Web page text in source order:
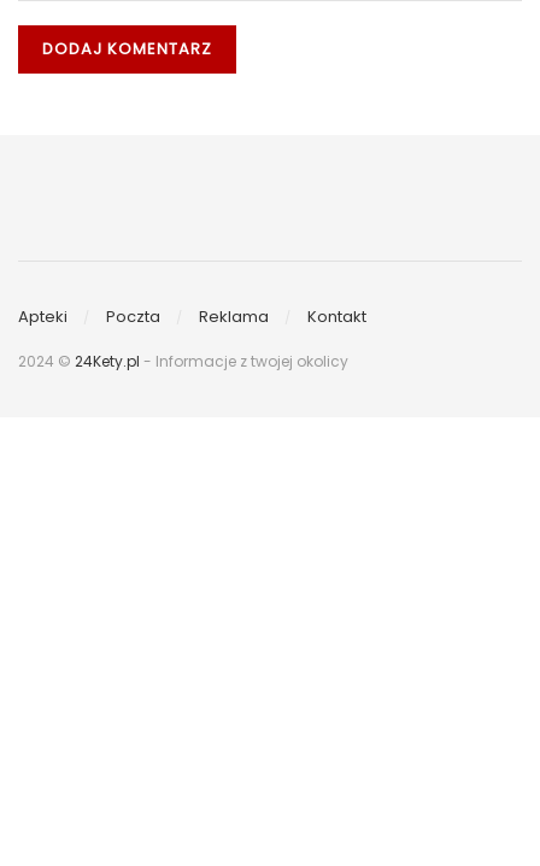
Apteki Poczta Reklama Kontakt
2024 © 24Kety.pl - Informacje z twojej okolicy